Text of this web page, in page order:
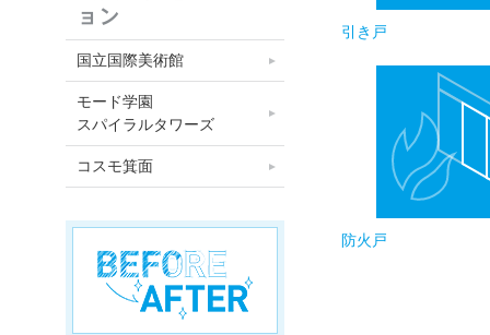
引き戸
防火戸
ョン
国立国際美術館
モード学園
スパイラルタワーズ
コスモ箕面
BEFORE AFTER